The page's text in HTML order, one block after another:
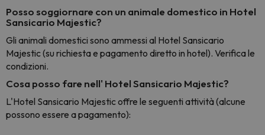
Posso soggiornare con un animale domestico in Hotel
Sansicario Majestic?
Gli animali domestici sono ammessi al Hotel Sansicario
Majestic (su richiesta e pagamento diretto in hotel). Verifica le
condizioni.
Cosa posso fare nell' Hotel Sansicario Majestic?
L'Hotel Sansicario Majestic offre le seguenti attività (alcune
possono essere a pagamento):